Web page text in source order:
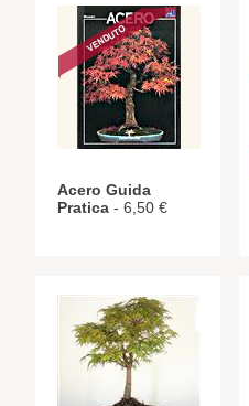
Acero Guida
Pratica - 6,50 €